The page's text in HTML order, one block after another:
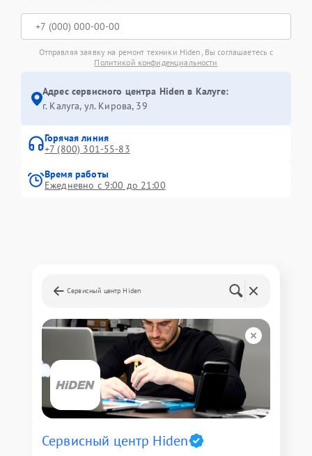
Отправляя заявку на ремонт техники Hiden, Вы соглашаетесь с
Политикой конфиденциальности
Адрес сервисного центра Hiden в Калуге:
г. Калуга, ул. Кирова, 39
Горячая линия
+7 (800) 301-55-83
Время работы
Ежедневно с 9:00 до 21:00
Сервисный центр Hiden
Сервисный центр Hiden